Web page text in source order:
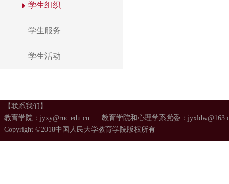
学生组织
学生服务
学生活动
【联系我们】
教育学院：jyxy@ruc.edu.cn 教育学院和心理学系党委：
Copyright ©2018中国人民大学教育学院版权所有